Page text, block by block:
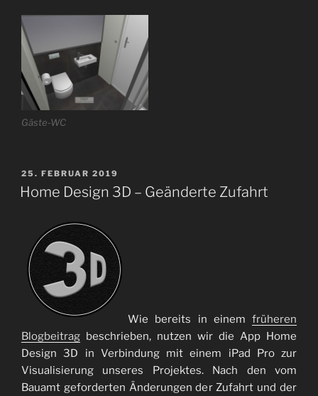
Gäste-WC
VERÖFFENTLICHT
AM
25. FEBRUAR 2019
Home Design 3D – Geänderte Zufahrt
Wie bereits in einem früheren
Blogbeitrag beschrieben, nutzen wir die App Home
Design 3D in Verbindung mit einem iPad Pro zur
Visualisierung unseres Projektes. Nach den vom
Bauamt geforderten Änderungen der Zufahrt und der